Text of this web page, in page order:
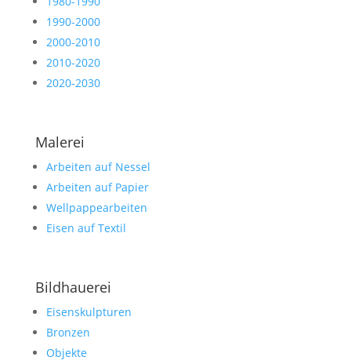
1990-2000
2000-2010
2010-2020
2020-2030
Malerei
Arbeiten auf Nessel
Arbeiten auf Papier
Wellpappearbeiten
Eisen auf Textil
Bildhauerei
Eisenskulpturen
Bronzen
Objekte